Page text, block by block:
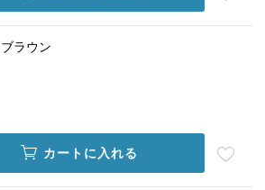
ラウン
カートに入れる